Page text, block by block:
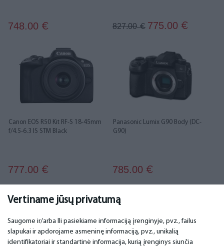
Vertiname jūsų privatumą
Saugome ir/arba Ili pasiekiame informaciją įrenginyje, pvz., failus
slapukai ir apdorojame asmeninę informaciją, pvz., unikalią
identifikatoriai ir standartinė informacija, kurią įrenginys siunčia
748.00 € 827.00€ 775.00 €
Canon EOS R50 Kit RF-S 18-45mm
f/4.5-6.3 IS STM Black
777.00 €
Panasonic Lumix G90 Body (DC-
G90)
785.00 €
1 2 3 4 5
SVARBU KONTAKTINIAI DUOMENYS